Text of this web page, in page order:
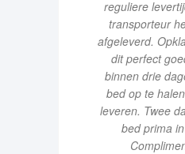
besteld, deze
reguliere
transporteur
afgeleverd.
dit perfect
binnen drie
bed op te
leveren. Twee
bed prima